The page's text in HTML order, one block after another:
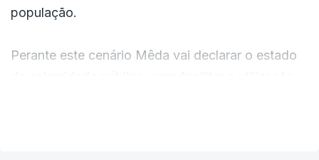
população.
Perante este cenário Mêda vai declarar o estado